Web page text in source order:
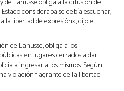
consideraba se debía escuchar,
la libertad de expresión», dijo el
de Lanusse, obliga a los
en lugares cerrados a dar
a ingresar a los mismos. Según
violación flagrante de la libertad